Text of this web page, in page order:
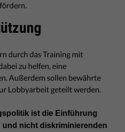
durch das Training mit
zu helfen, eine
Außerdem sollen bewährte
Lobbyarbeit geteilt werden.
ist die Einführung
nicht diskriminierenden